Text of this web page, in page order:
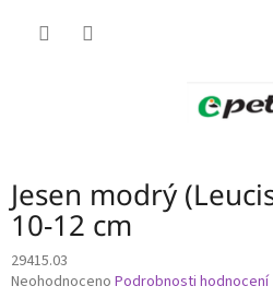
Jesen modrý
10-12 cm
29415.03
Průměrné
Neohodnoceno Podrobnosti hodnocení